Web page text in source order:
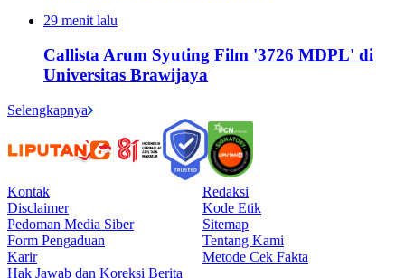
29 menit lalu
Callista Arum Syuting Film '3726 MDPL' di
Universitas Brawijaya
Selengkapnya
Kontak
Redaksi
Disclaimer
Kode Etik
Pedoman Media Siber
Sitemap
Form Pengaduan
Tentang Kami
Karir
Metode Cek Fakta
Hak Jawab dan Koreksi Berita